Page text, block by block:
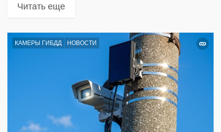
Читать еще
КАМЕРЫ ГИБДД НОВОСТИ